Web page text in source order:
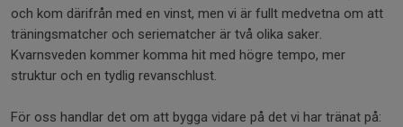
och kom därifrån med en vinst, men vi är fullt medvetna om att
träningsmatcher och seriematcher är två olika saker.
Kvarnsveden kommer komma hit med högre tempo, mer
struktur och en tydlig revanschlust.
För oss handlar det om att bygga vidare på det vi har tränat på: